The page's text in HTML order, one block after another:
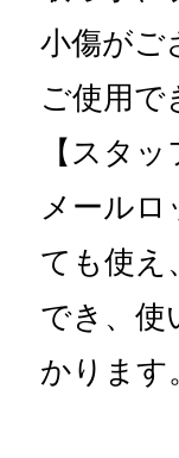
小傷がご
ご使用で
【スタ
メール
ても使え
でき、使
かります